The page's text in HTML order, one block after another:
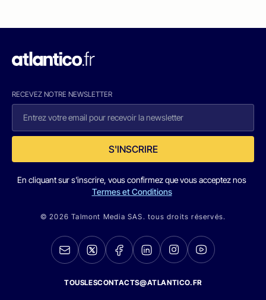
RECEVEZ NOTRE NEWSLETTER
S'INSCRIRE
En cliquant sur s'inscrire, vous confirmez que vous acceptez nos
Termes et Conditions
© 2026 Talmont Media SAS. tous droits réservés.
TOUSLESCONTACTS@ATLANTICO.FR